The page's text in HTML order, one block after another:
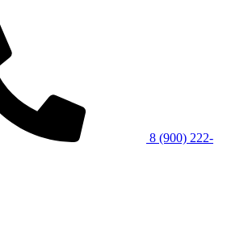
8 (900) 222-